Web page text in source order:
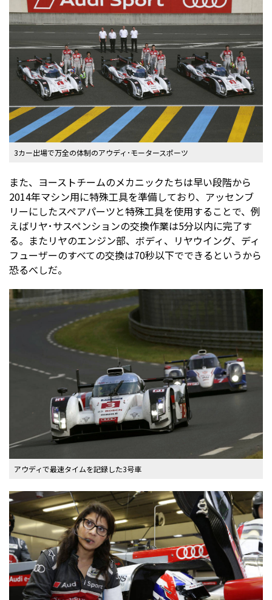
3カー出場で万全の体制のアウディ･モータースポーツ
また、ヨーストチームのメカニックたちは早い段階から
2014年マシン用に特殊工具を準備しており、アッセンブ
リーにしたスペアパーツと特殊工具を使用することで、例
えばリヤ･サスペンションの交換作業は5分以内に完了す
る。またリヤのエンジン部、ボディ、リヤウイング、ディ
フューザーのすべての交換は70秒以下でできるというから
恐るべしだ。
アウディで最速タイムを記録した3号車